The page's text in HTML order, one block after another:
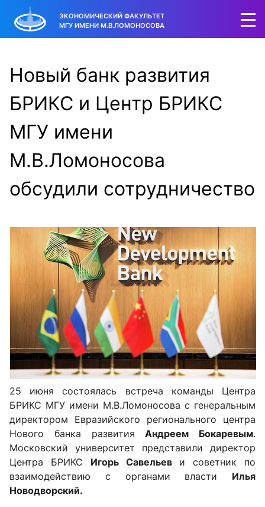
ЭКОНОМИЧЕСКИЙ ФАКУЛЬТЕТ
МГУ ИМЕНИ М.В.ЛОМОНОСОВА
Новый банк развития
БРИКС и Центр БРИКС
МГУ имени
М.В.Ломоносова
обсудили сотрудничество
25 июня состоялась встреча команды Центра
БРИКС МГУ имени М.В.Ломоносова с генеральным
директором Евразийского регионального центра
Нового банка развитияАндреем Бокаревым.
Московский университет представили директор
Центра БРИКС Игорь Савельеви советник по
взаимодействию с органами власти Илья
Новодворский.